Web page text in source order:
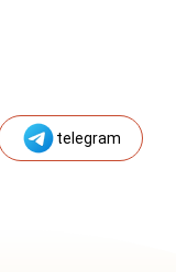
telegram